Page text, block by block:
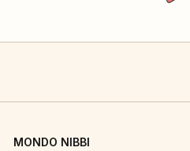
MONDO NIBBI